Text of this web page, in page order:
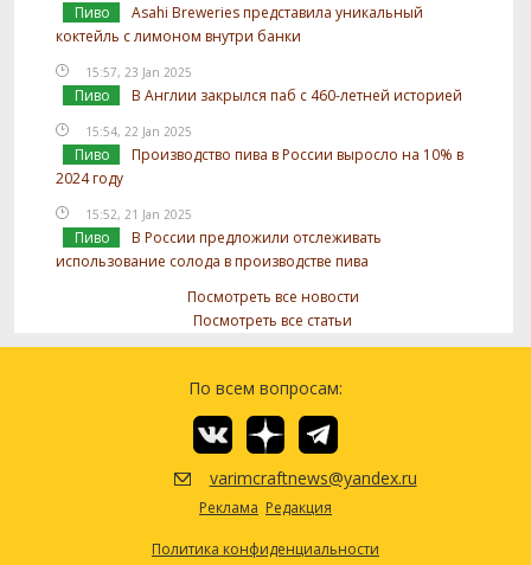
Пиво
Asahi Breweries представила уникальный
коктейль с лимоном внутри банки
15:57, 23 Jan 2025
Пиво В Англии закрылся паб с 460-летней историей
15:54, 22 Jan 2025
Пиво
Производство пива в России выросло на 10% в
2024 году
15:52, 21 Jan 2025
Пиво
В России предложили отслеживать
использование солода в производстве пива
Посмотреть все новости
Посмотреть все статьи
По всем вопросам:
varimcraftnews@yandex.ru
Реклама Редакция
Политика конфиденциальности